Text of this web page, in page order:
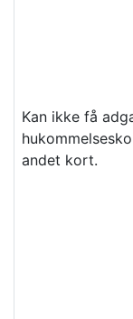
Kan ikke få
andet kort.